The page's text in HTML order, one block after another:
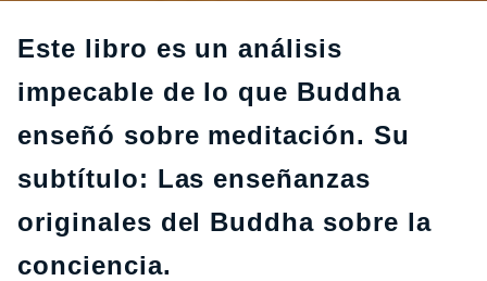
Este libro es un análisis
impecable de lo que Buddha
enseñó sobre meditación. Su
subtítulo: Las enseñanzas
originales del Buddha sobre la
conciencia.